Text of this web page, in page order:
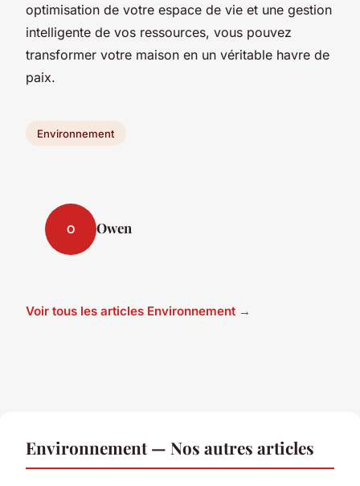
optimisation de votre espace de vie et une gestion
intelligente de vos ressources, vous pouvez
transformer votre maison en un véritable havre de
paix.
Environnement
O Owen
Voir tous les articles Environnement →
Environnement — Nos autres articles